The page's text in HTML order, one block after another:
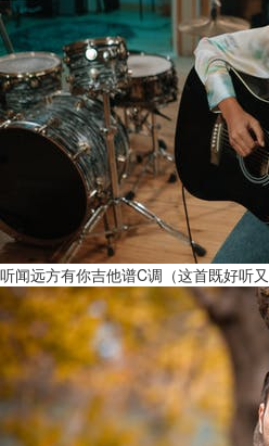
听闻远方有你吉他谱C调（这首既好听